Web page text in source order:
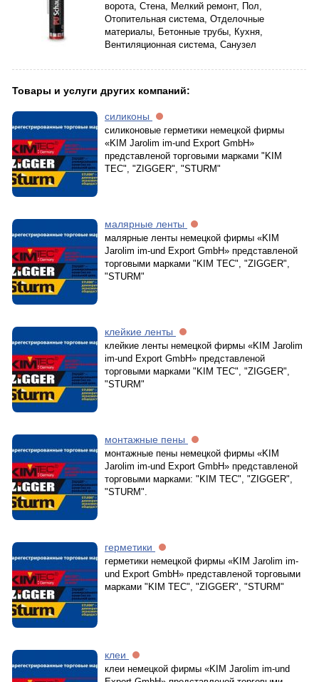
ворота, Стена, Мелкий ремонт, Пол,
Отопительная система, Отделочные
материалы, Бетонные трубы, Кухня,
Вентиляционная система, Санузел
Товары и услуги других компаний:
силиконы
силиконовые герметики немецкой фирмы
«KIM Jarolim im-und Export GmbH»
представленой торговыми марками "KIM
TEC", "ZIGGER", "STURM"
малярные ленты
малярные ленты немецкой фирмы «KIM
Jarolim im-und Export GmbH» представленой
торговыми марками "KIM TEC", "ZIGGER",
"STURM"
клейкие ленты
клейкие ленты немецкой фирмы «KIM Jarolim
im-und Export GmbH» представленой
торговыми марками "KIM TEC", "ZIGGER",
"STURM"
монтажные пены
монтажные пены немецкой фирмы «KIM
Jarolim im-und Export GmbH» представленой
торговыми марками: "KIM TEC", "ZIGGER",
"STURM".
герметики
герметики немецкой фирмы «KIM Jarolim im-
und Export GmbH» представленой торговыми
марками "KIM TEC", "ZIGGER", "STURM"
клеи
клеи немецкой фирмы «KIM Jarolim im-und